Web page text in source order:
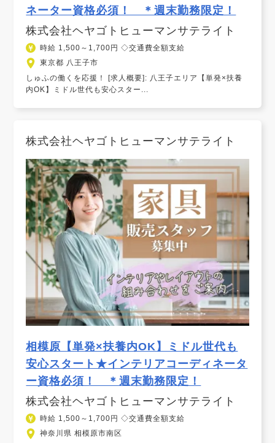
ネーター資格必須！ ＊週末勤務限定！
株式会社ヘヤゴトヒューマンサテライト
時給 1,500～1,700円 ◇交通費全額支給
東京都 八王子市
しゅふの働くを応援！ [求人概要]: 八王子エリア【単発×扶養
内OK】ミドル世代も安心スター...
株式会社ヘヤゴトヒューマンサテライト
相模原【単発×扶養内OK】ミドル世代も
安心スタート★インテリアコーディネータ
ー資格必須！ ＊週末勤務限定！
株式会社ヘヤゴトヒューマンサテライト
時給 1,500～1,700円 ◇交通費全額支給
神奈川県 相模原市南区